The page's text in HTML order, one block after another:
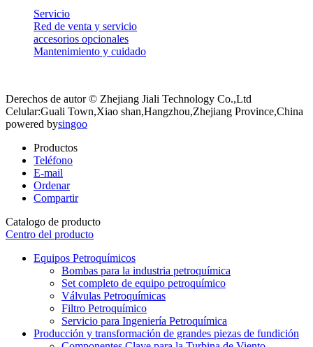
Servicio
Red de venta y servicio
accesorios opcionales
Mantenimiento y cuidado
Derechos de autor © Zhejiang Jiali Technology Co.,Ltd
Celular:Guali Town,Xiao shan,Hangzhou,Zhejiang Province,China
powered bysingoo
Productos
Teléfono
E-mail
Ordenar
Compartir
Catalogo de producto
Centro del producto
Equipos Petroquímicos
Bombas para la industria petroquímica
Set completo de equipo petroquímico
Válvulas Petroquímicas
Filtro Petroquímico
Servicio para Ingeniería Petroquímica
Producción y transformación de grandes piezas de fundición